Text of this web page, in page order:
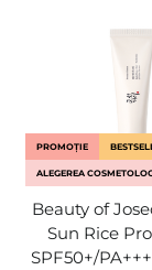
PROMOȚIE
ALEGEREA
Beauty of
Sun Rice
SPF50+/